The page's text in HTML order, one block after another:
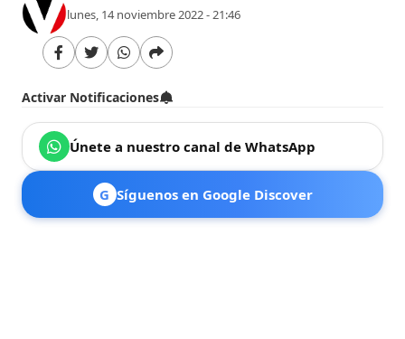
lunes, 14 noviembre 2022 - 21:46
Activar Notificaciones
Únete a nuestro canal de WhatsApp
G Síguenos en Google Discover